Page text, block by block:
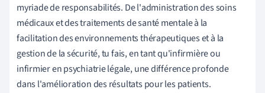
myriade de responsabilités. De l'administration des soins
médicaux et des traitements de santé mentale à la
facilitation des environnements thérapeutiques et à la
gestion de la sécurité, tu fais, en tant qu'infirmière ou
infirmier en psychiatrie légale, une différence profonde
dans l'amélioration des résultats pour les patients.